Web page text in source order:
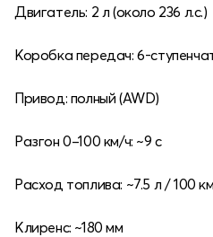
Двигатель: 2 л (около 236 л.с.)
Коробка передач: 6-
Привод: полный (AWD)
Разгон 0–100 км/ч: ~9 с
Расход топлива: ~7.5 л / 100 км
Клиренс: ~180 мм